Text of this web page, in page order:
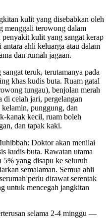
kulit yang disebabkan oleh
menggali terowong dalam
kulit yang sangat kerap
ahli keluarga atau dalam
dan rumah jagaan.
teruk, terutamanya pada
khas kudis buta. Ruam gatal
tungau), benjolan merah
di celah jari, pergelangan
punggung, dan
kanak kecil, ruam boleh
dan tapak kaki.
Doktor akan menilai
kudis buta. Rawatan utama
yang disapu ke seluruh
semalaman. Semua ahli
perlu dirawat serentak
untuk mencegah jangkitan
selama 2-4 minggu —